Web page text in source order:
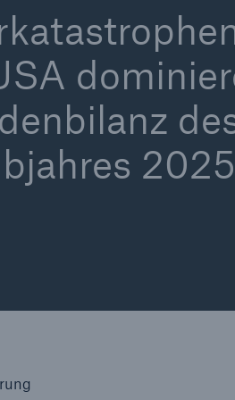
2025
Tech Trend Radar 2026
insurance